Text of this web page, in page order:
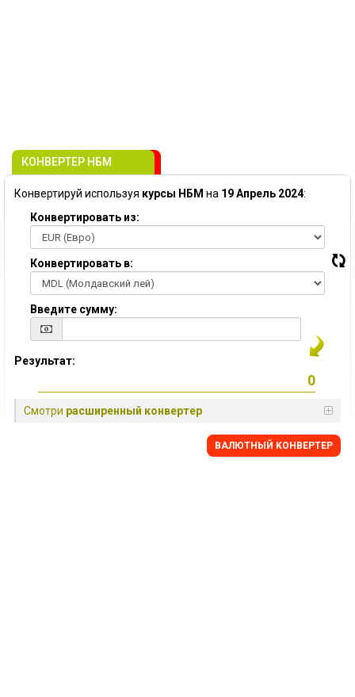
КОНВЕРТЕР НБМ
Конвертируй используя курсы НБМ на 19 Апрель 2024:
Конвертировать из:
Конвертировать в:
Введите сумму:
Результат:
Смотри расширенный конвертер
BАЛЮТНЫЙ KОНВЕРТЕР